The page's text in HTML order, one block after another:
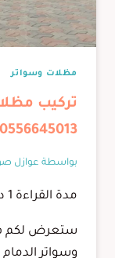
مظلات وسواتر
تركيب
0556645013 عمل سواتر ومظلات الخبر
بواسطة عوازل
مدة القراءة
ستعرض لكم
وسواتر